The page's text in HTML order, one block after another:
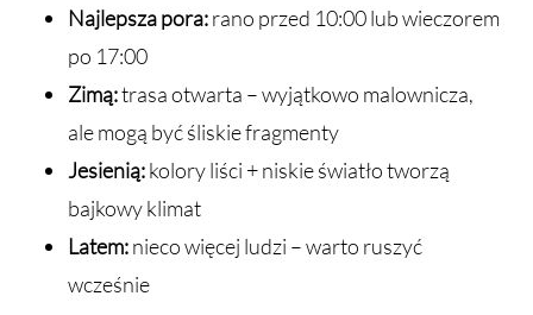
Najlepsza pora:rano przed 10:00 lub wieczorem
po 17:00
Zimą:trasa otwarta – wyjątkowo malownicza,
ale mogą być śliskie fragmenty
Jesienią:kolory liści + niskie światło tworzą
bajkowy klimat
Latem:nieco więcej ludzi – warto ruszyć
wcześnie